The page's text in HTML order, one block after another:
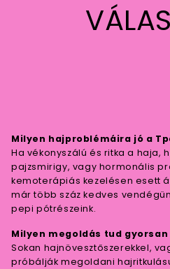
Milyen hajproblémáira jó a
Ha vékonyszálú és ritka a haja,
pajzsmirigy, vagy hormonális
kemoterápiás kezelésen esett
már több száz kedves
pepi pótrészeink.
Milyen megoldás tud
Sokan hajnövesztőszerekkel,
próbálják megoldani